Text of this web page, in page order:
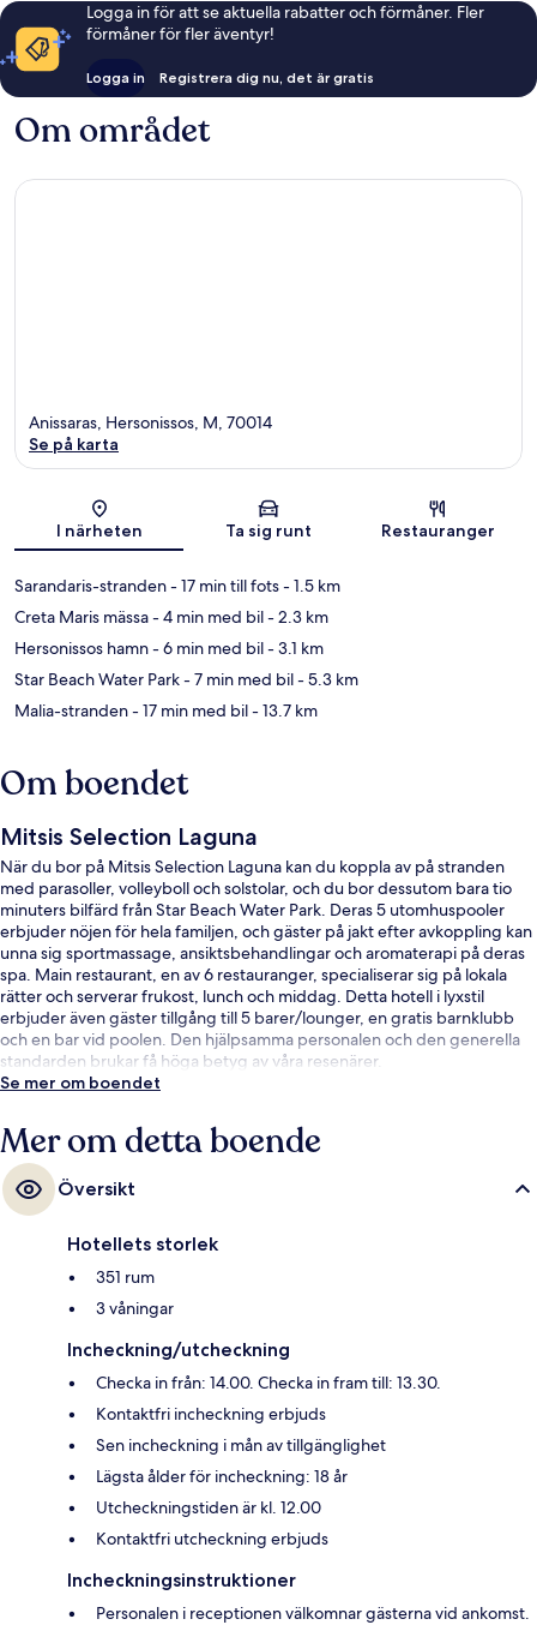
Logga in för att se aktuella rabatter och förmåner. Fler
förmåner för fler äventyr!
Logga in Registrera dig nu, det är gratis
Om området
Karta
Anissaras, Hersonissos, M, 70014
Se på karta
I närheten Ta sig runt Restauranger
Sarandaris-stranden- 17 min till fots- 1.5 km
Creta Maris mässa- 4 min med bil- 2.3 km
Hersonissos hamn- 6 min med bil- 3.1 km
Star Beach Water Park- 7 min med bil- 5.3 km
Malia-stranden- 17 min med bil- 13.7 km
Om boendet
Mitsis Selection Laguna
När du bor på Mitsis Selection Laguna kan du koppla av på stranden
med parasoller, volleyboll och solstolar, och du bor dessutom bara tio
minuters bilfärd från Star Beach Water Park. Deras 5 utomhuspooler
erbjuder nöjen för hela familjen, och gäster på jakt efter avkoppling kan
unna sig sportmassage, ansiktsbehandlingar och aromaterapi på deras
spa. Main restaurant, en av 6 restauranger, specialiserar sig på lokala
rätter och serverar frukost, lunch och middag. Detta hotell i lyxstil
erbjuder även gäster tillgång till 5 barer/lounger, en gratis barnklubb
och en bar vid poolen. Den hjälpsamma personalen och den generella
standarden brukar få höga betyg av våra resenärer.
Se mer om boendet
Mer om detta boende
Översikt
Hotellets storlek
351 rum
3 våningar
Incheckning/utcheckning
Checka in från: 14.00. Checka in fram till: 13.30.
Kontaktfri incheckning erbjuds
Sen incheckning i mån av tillgänglighet
Lägsta ålder för incheckning: 18 år
Utcheckningstiden är kl. 12.00
Kontaktfri utcheckning erbjuds
Incheckningsinstruktioner
Personalen i receptionen välkomnar gästerna vid ankomst.